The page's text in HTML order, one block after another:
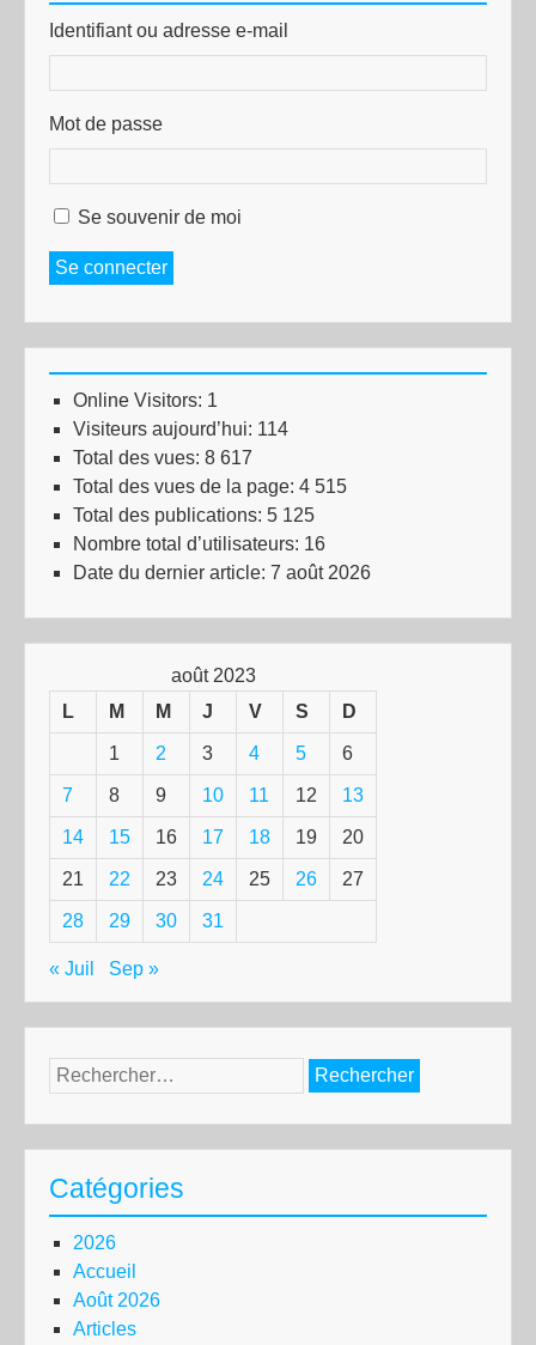
Identifiant ou adresse e-mail
Mot de passe
Se souvenir de moi
Se connecter
Online Visitors: 1
Visiteurs aujourd’hui: 114
Total des vues: 8 617
Total des vues de la page: 4 515
Total des publications: 5 125
Nombre total d’utilisateurs: 16
Date du dernier article: 7 août 2026
août 2023
L
M M J V S D
1 2 3 4 5 6
7 8 9 10 11 12 13
14 15 16 17 18 19 20
21 22 23 24 25 26 27
28 29 30 31
« Juil Sep »
Rechercher :
Catégories
2026
Accueil
Août 2026
Articles